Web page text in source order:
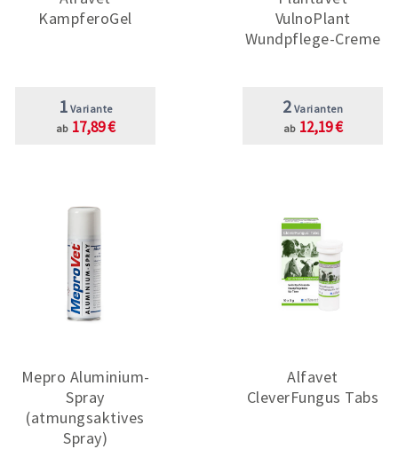
KampferoGel
1 Variante
ab 17,89 €
VulnoPlant
Wundpflege-Creme
2 Varianten
ab 12,19 €
Mepro Aluminium-
Spray
(atmungsaktives
Spray)
Alfavet
CleverFungus Tabs